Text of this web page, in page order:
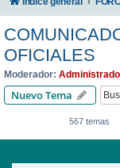
OFICIALES
Moderador:
Nuevo Tema
567 temas